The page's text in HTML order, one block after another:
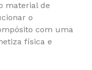
material de
o
com uma
física e